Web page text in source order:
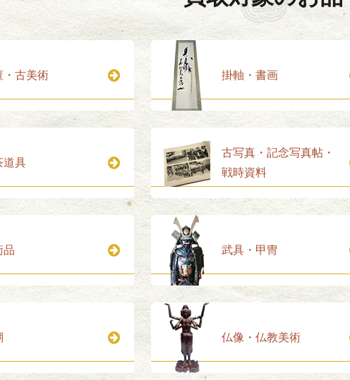
・古美術 掛軸・書画
道具
古写真・記念写真帖・
戦時資料
品 武具・甲冑
仏像・仏教美術